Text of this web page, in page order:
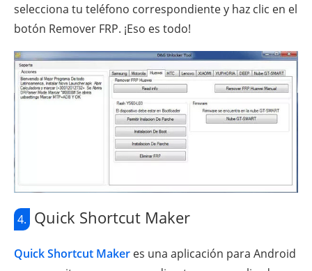
selecciona tu teléfono correspondiente y haz clic en el
botón Remover FRP. ¡Eso es todo!
4. Quick Shortcut Maker
Quick Shortcut Maker es una aplicación para Android